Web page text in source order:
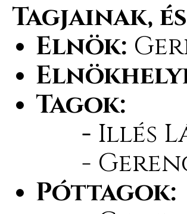
Tagjainak,
Elnök:
Tagok:
- Illés
-
Póttagok: